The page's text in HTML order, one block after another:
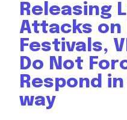
Releasing
Attacks on
Festivals,
Do Not
Respond
way